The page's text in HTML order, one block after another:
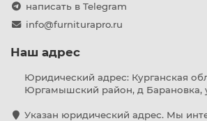
написать в Telegram
info@furniturapro.ru
Наш адрес
Юридический адрес: Курганская
Юргамышский район, д Барановка,
Указан юридический адрес. Мы